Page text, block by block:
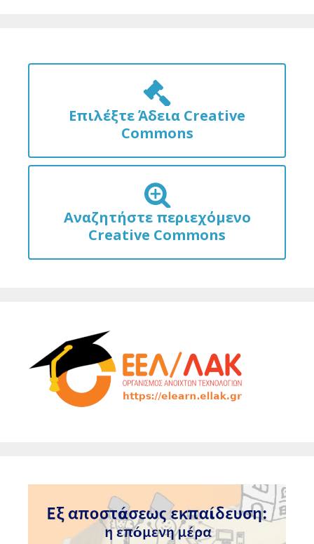
Επιλέξτε Άδεια Creative
Commons
Αναζητήστε περιεχόμενο
Creative Commons